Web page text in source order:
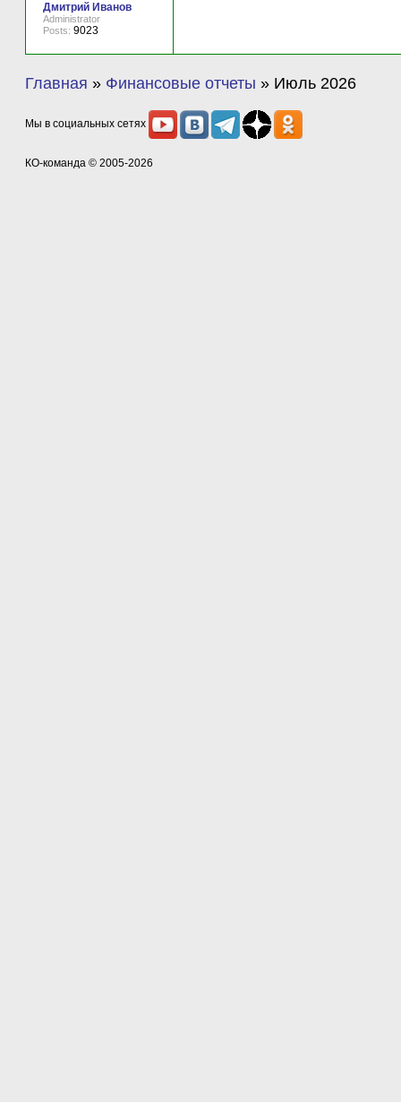
Дмитрий Иванов
Administrator
Posts: 9023
Главная » Финансовые отчеты » Июль 2026
Мы в социальных сетях
КО-команда © 2005-2026